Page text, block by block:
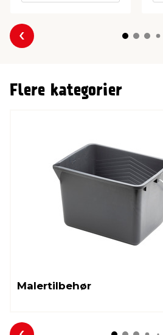
Forrige
Flere kategorier
Malertilbehør